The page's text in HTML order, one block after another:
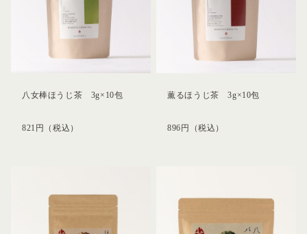
八女棒ほうじ茶 3g×10包
821 円 （税込）
薫るほうじ茶 3g×10包
896 円 （税込）